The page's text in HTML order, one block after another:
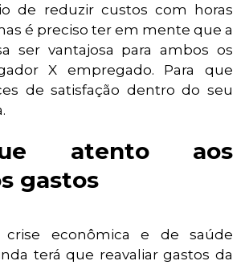
de reduzir custos com horas
é preciso ter em mente que a
ser vantajosa para ambos os
X empregado. Para que
de satisfação dentro do seu
atento aos
gastos
crise econômica e de saúde
terá que reavaliar gastos da